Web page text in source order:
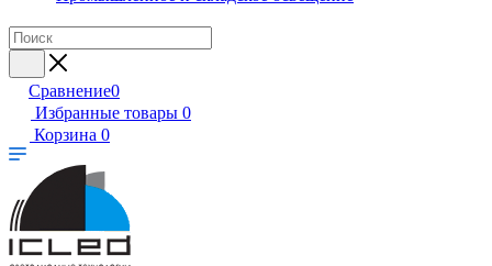
Сравнение0
Избранные товары 0
Корзина 0